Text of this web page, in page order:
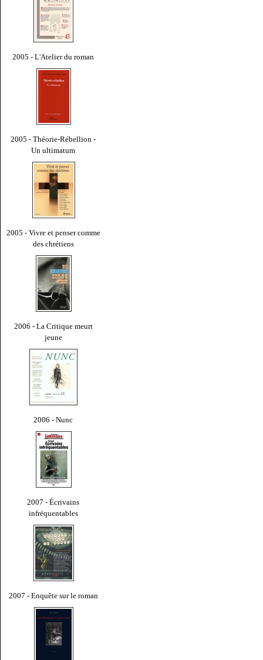
2005 - L'Atelier du roman
2005 - Théorie-Rébellion -
Un ultimatum
2005 - Vivre et penser comme
des chrétiens
2006 - La Critique meurt
jeune
2006 - Nunc
2007 - Écrivains
infréquentables
2007 - Enquête sur le roman